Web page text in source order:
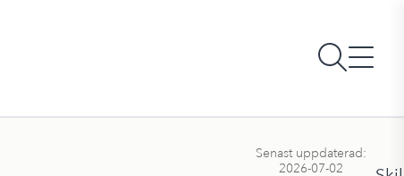
Senast uppdaterad:
2026-07-02